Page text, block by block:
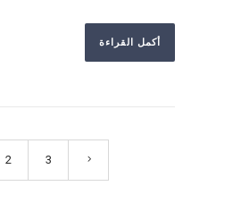
أكمل القراءة
2 3